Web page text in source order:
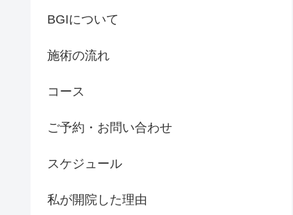
BGIについて
施術の流れ
コース
ご予約・お問い合わせ
スケジュール
私が開院した理由